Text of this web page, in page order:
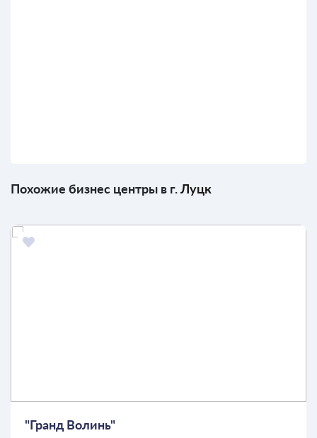
Похожие бизнес центры в г.Луцк
"Гранд Волинь"